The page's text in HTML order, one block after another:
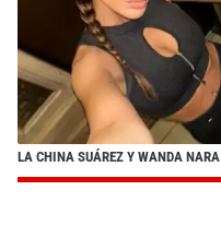
LA CHINA SUÁREZ Y WANDA NARA